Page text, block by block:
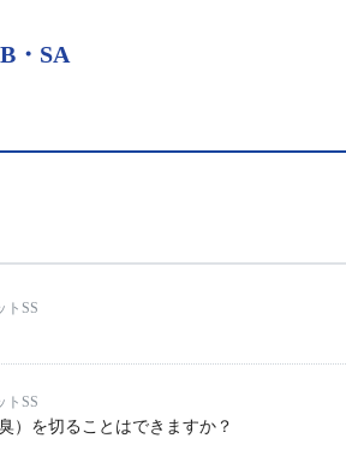
・SA
トSS
トSS
）を切ることはできますか？